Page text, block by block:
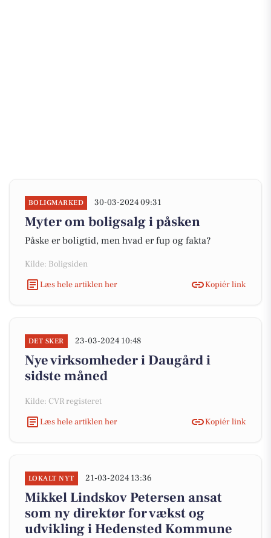
BOLIGMARKED 30-03-2024 09:31
Myter om boligsalg i påsken
Påske er boligtid, men hvad er fup og fakta?
Kilde: Boligsiden
Læs hele artiklen her
Kopiér link
DET SKER 23-03-2024 10:48
Nye virksomheder i Daugård i
sidste måned
Kilde: CVR registeret
Læs hele artiklen her
Kopiér link
LOKALT NYT 21-03-2024 13:36
Mikkel Lindskov Petersen ansat
som ny direktør for vækst og
udvikling i Hedensted Kommune